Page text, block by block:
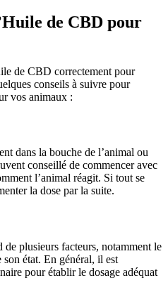
de CBD pour
de CBD correctement pour
conseils à suivre pour
vos animaux :
dans la bouche de l’animal ou
conseillé de commencer avec
l’animal réagit. Si tout se
la dose par la suite.
plusieurs facteurs, notamment le
état. En général, il est
pour établir le dosage adéquat